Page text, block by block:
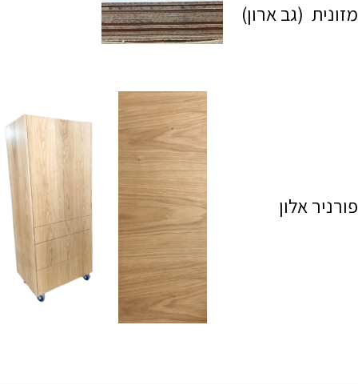
מזונית (גב ארון)
פורניר אלון